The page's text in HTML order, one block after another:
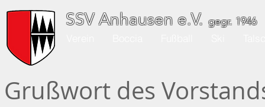
SSV Anhausen e.V. gegr. 1946
Grußwort des